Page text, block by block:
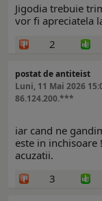
Jigodia trebuie
vor fi apreciatela
2
postat de antiteist
Luni, 11 Mai 2026
86.124.200.***
iar cand ne
este in inchisoare
acuzatii.
3